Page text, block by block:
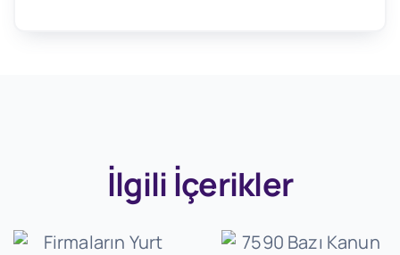
İlgili İçerikler